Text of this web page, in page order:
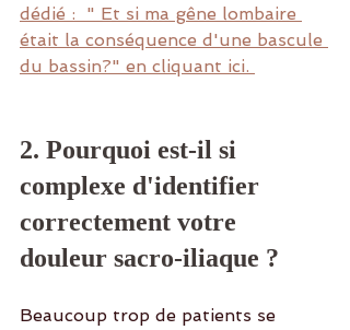
dédié :  " Et si ma gêne lombaire
était la conséquence d'une bascule
du bassin?" en cliquant ici.
2. Pourquoi est-il si
complexe d'identifier
correctement votre
douleur sacro-iliaque ?
Beaucoup trop de patients se